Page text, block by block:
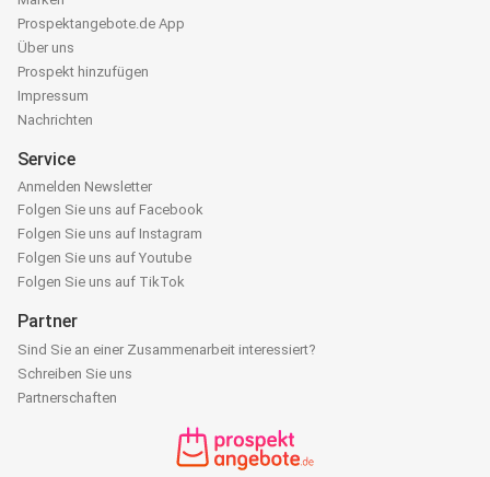
Prospektangebote.de App
Über uns
Prospekt hinzufügen
Impressum
Nachrichten
Service
Anmelden Newsletter
Folgen Sie uns auf Facebook
Folgen Sie uns auf Instagram
Folgen Sie uns auf Youtube
Folgen Sie uns auf TikTok
Partner
Sind Sie an einer Zusammenarbeit interessiert?
Schreiben Sie uns
Partnerschaften